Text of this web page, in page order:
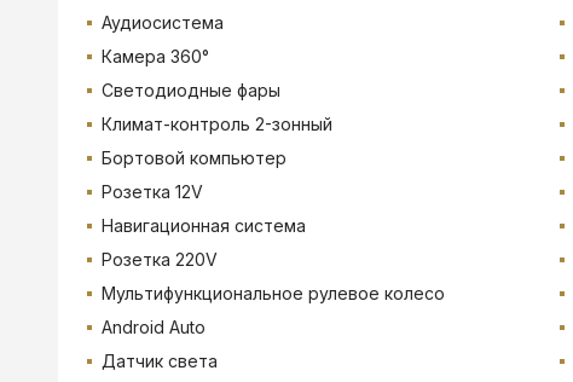
Аудиосистема
Камера 360°
Светодиодные фары
Климат-контроль 2-зонный
Бортовой компьютер
Розетка 12V
Навигационная система
Розетка 220V
Мультифункциональное рулевое колесо
Android Auto
Датчик света